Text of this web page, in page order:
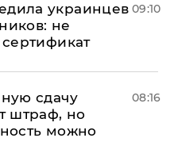
украинцев
не
сертификат
09:10
сдачу
штраф, но
можно
08:16